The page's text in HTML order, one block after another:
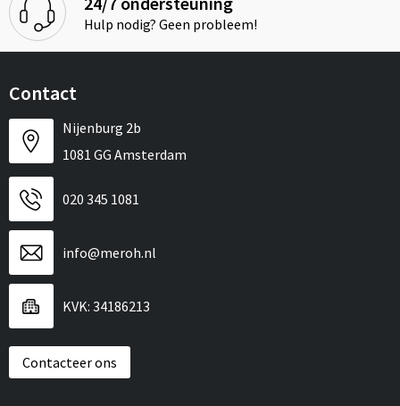
Hulp nodig? Geen probleem!
Contact
Nijenburg 2b
1081 GG Amsterdam
020 345 1081
info@meroh.nl
KVK: 34186213
Contacteer ons